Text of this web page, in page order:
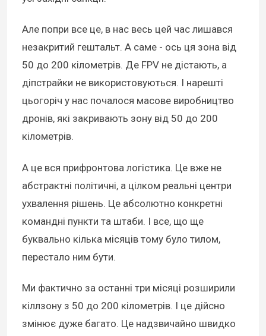
Але попри все це, в нас весь цей час лишався
незакритий гештальт. А саме - ось ця зона від
50 до 200 кілометрів. Де FPV не дістають, а
діпстрайки не використовуються. І нарешті
цьогоріч у нас почалося масове виробництво
дронів, які закривають зону від 50 до 200
кілометрів.
А це вся прифронтова логістика. Це вже не
абстрактні політичні, а цілком реальні центри
ухвалення рішень. Це абсолютно конкретні
командні пункти та штаби. І все, що ще
буквально кілька місяців тому було тилом,
перестало ним бути.
Ми фактично за останні три місяці розширили
кіллзону з 50 до 200 кілометрів. І це дійсно
змінює дуже багато. Це надзвичайно швидко